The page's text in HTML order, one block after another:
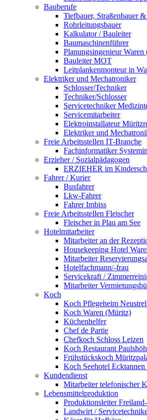
Bauberufe
Tiefbauer, Straßenbauer
Rohrleitungsbauer
Kalkulator / Bauleiter
Baumaschinenführer
Planungsingenieur
Bauleiter MOT
Leitplankenmonteur in
Elektriker und Mechatroniker
Schlosser/Techniker
Techniker/Schlosser
Servicetechniker
Servicemitarbeiter
Elektroinstallateur
Elektriker und
Freie Arbeitsstellen IT-Branche
Fachinformatiker
Erzieher / Sozialpädagogen
ERZIEHER im
Fahrer / Kurier
Busfahrer
Lkw-Fahrer
Fahrer Imbiss
Freie Arbeitsstellen Fleischer
Fleischer in Plau am See
Hotelmitarbeiter
Mitarbeiter an der
Housekeeping Hotel
Mitarbeiter
Hotelfachmann/-frau
Servicekraft /
Mitarbeiter
Koch
Koch Pflegeheim
Koch Waren (Müritz)
Küchenhelfer
Chef de Partie
Chefkoch Schloss Leizen
Koch Restaurant
Frühstückskoch
Koch Seehotel
Kundendienst
Mitarbeiter telefonischer
Lebensmittelproduktion
Produktionsleiter
Landwirt /